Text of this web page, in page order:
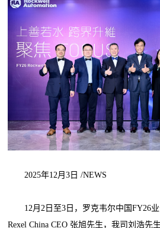
2025年12月3日 /NEWS
12月2日至3日，罗克韦尔中国FY26业
Rexel China CEO 张旭先生，我司刘浩先